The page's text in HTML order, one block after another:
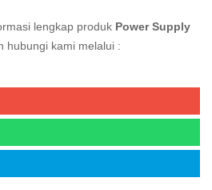
lengkap produk Power Supply
hubungi kami melalui :